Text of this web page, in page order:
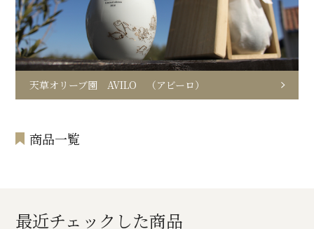
天草オリーブ園 AVILO （アビーロ）
商品一覧
最近チェックした商品